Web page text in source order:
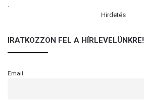
.
Hirdetés
IRATKOZZON FEL A HÍRLEVELÜNKRE!
Email